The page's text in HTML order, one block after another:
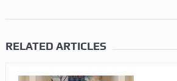
RELATED ARTICLES